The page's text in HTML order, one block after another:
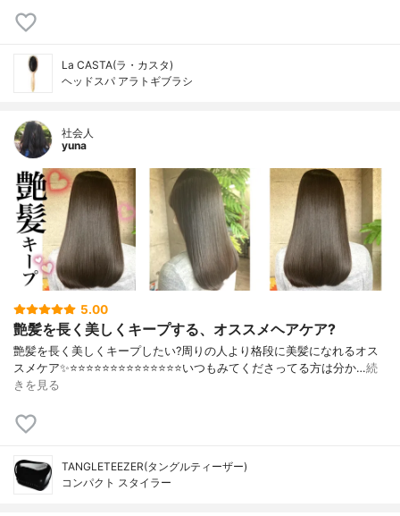
La CASTA(ラ・カスタ)
ヘッドスパ アラトギブラシ
社会人
yuna
5.00
艶髪を長く美しくキープする、オススメヘアケア?
艶髪を長く美しくキープしたい?周りの人より格段に美髪になれるオス
スメケア✨⭐️⭐️⭐️⭐️⭐️⭐️⭐️⭐️⭐️⭐️⭐️⭐️⭐️⭐️いつもみてくださってる方は分か…続
きを見る
TANGLETEEZER(タングルティーザー)
コンパクト スタイラー